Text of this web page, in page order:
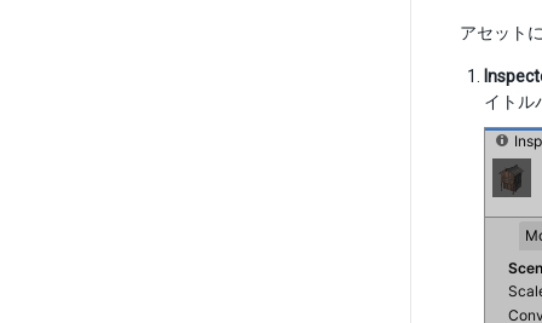
アセット
イトル